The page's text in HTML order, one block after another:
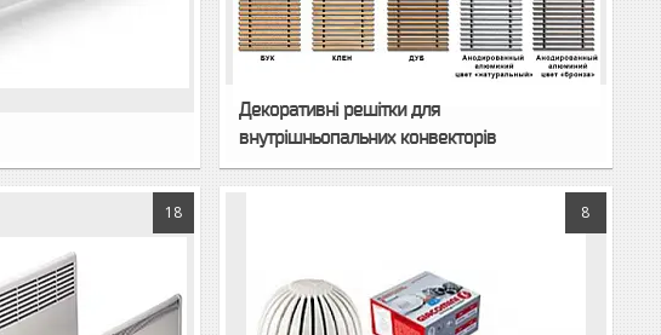
Декоративні решітки для
внутрішньопальних конвекторів
18 8